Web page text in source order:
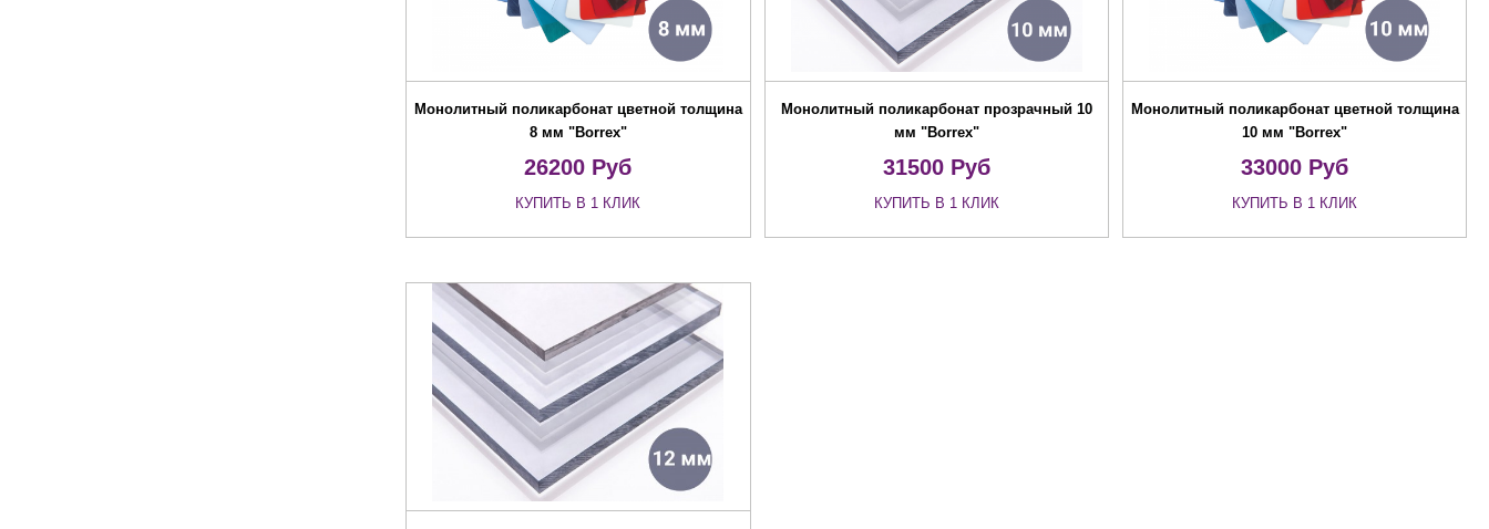
Монолитный поликарбонат цветной толщина
8 мм "Borrex"
26200 Руб
КУПИТЬ В 1 КЛИК
Монолитный поликарбонат прозрачный 10
мм "Borrex"
31500Руб
КУПИТЬ В 1 КЛИК
Монолитный поликарбонат цветной толщина
10 мм "Borrex"
33000 Руб
КУПИТЬ В 1 КЛИК